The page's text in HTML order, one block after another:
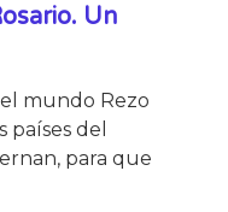
Un
mundo Rezo
países del
para que